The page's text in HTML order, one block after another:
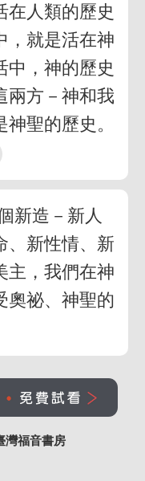
在人類的歷史
，就是活在神
中，神的歷史
兩方－神和我
聖的歷史。
新造－新人
、新性情、新
主，我們在神
奧祕、神聖的
灣福音書房